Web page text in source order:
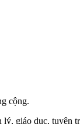
cộng.
giáo dục, tuyên